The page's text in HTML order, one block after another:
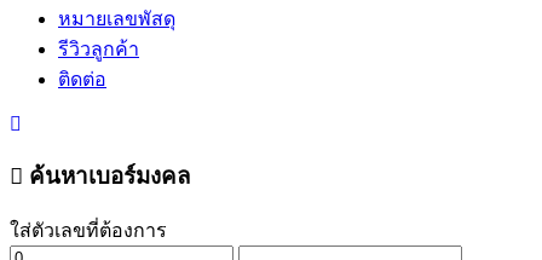
หมายเลขพัสดุ
รีวิวลูกค้า
ติดต่อ
ค้นหาเบอร์มงคล
ใส่ตัวเลขที่ต้องการ